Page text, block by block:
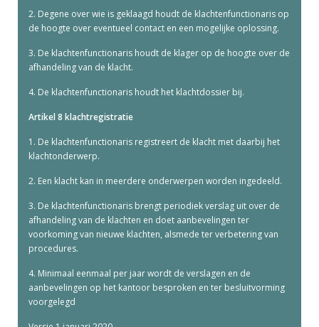
2. Degene over wie is geklaagd houdt de klachtenfunctionaris op
de hoogte over eventueel contact en een mogelijke oplossing.
3. De klachtenfunctionaris houdt de klager op de hoogte over de
afhandeling van de klacht.
4. De klachtenfunctionaris houdt het klachtdossier bij.
Artikel 8 klachtregistratie
1. De klachtenfunctionaris registreert de klacht met daarbij het
klachtonderwerp.
2. Een klacht kan in meerdere onderwerpen worden ingedeeld.
3. De klachtenfunctionaris brengt periodiek verslag uit over de
afhandeling van de klachten en doet aanbevelingen ter
voorkoming van nieuwe klachten, alsmede ter verbetering van
procedures.
4. Minimaal eenmaal per jaar wordt de verslagen en de
aanbevelingen op het kantoor besproken en ter besluitvorming
voorgelegd